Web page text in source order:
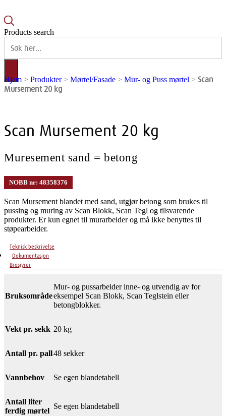
Products search
Hjem > Produkter> Mørtel/Fasade > Mur- og Puss mørtel > Scan
Mursement 20 kg
Scan Mursement 20 kg
Muresement sand = betong
NOBB nr: 48358376
Scan Mursement blandet med sand, utgjør betong som brukes til
pussing og muring av Scan Blokk, Scan Tegl og tilsvarende
produkter. Er kun egnet til murarbeider og må ikke benyttes til
støpearbeider.
Teknisk beskrivelse
Dokumentasjon
Brosjyrer
Bruksområde
Mur- og pussarbeider inne- og utvendig av for
eksempel Scan Blokk, Scan Teglstein eller
betongblokker.
Vekt pr. sekk 20 kg
Antall pr. pall48 sekker
Vannbehov Se egen blandetabell
Antall liter
ferdig mørtel
Se egen blandetabell